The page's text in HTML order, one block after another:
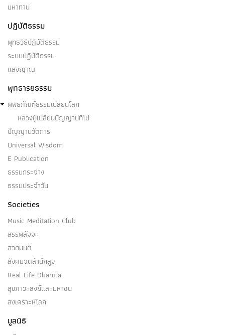
โสดาบัน คือ อริยบุคคล บุคคลผู้ปฏิบัติเพื่อละสังโยชน์
มหาทาน
ปฏิบัติธรรม
พุทธวิธีปฏิบัติธรรม
ระบบปฏิบัติธรรม
แสงญาณ
พุทธารยธรรม
พิพิธภัณฑ์ธรรมเปลี่ยนโลก
หลวงปู่เปลี่ยนปัญญาปทีโป
ปัญญานวัตการ
Universal Wisdom
E Publication
ธรรมกระจ่าง
ธรรมประจำวัน
Societies
Music Meditation Club
สรรพสัจจะ
สวดมนต์
สังคมจิตสำนึกสูง
Real Life Dharma
สุขภาวะสงฆ์และมหาชน
สงเคราะห์โลก
มูลนิธิ